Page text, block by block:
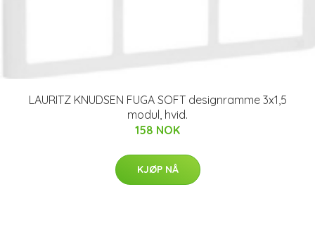
LAURITZ KNUDSEN FUGA SOFT designramme 3x1,5
modul, hvid.
158 NOK
KJØP NÅ